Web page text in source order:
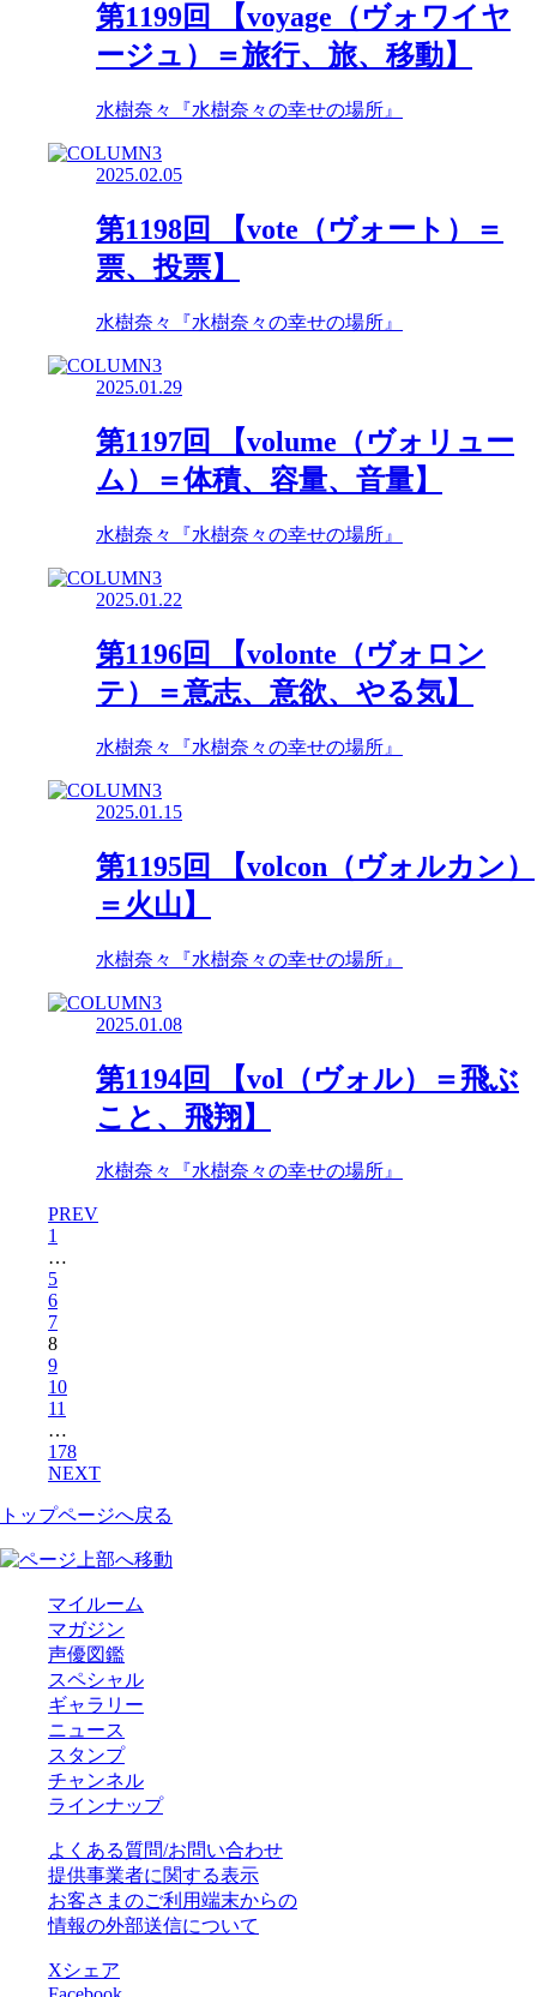
第1199回 【voyage（ヴォワイヤ
ージュ）＝旅行、旅、移動】
水樹奈々『水樹奈々の幸せの場所』
2025.02.05
第1198回 【vote（ヴォート）＝
票、投票】
水樹奈々『水樹奈々の幸せの場所』
2025.01.29
第1197回 【volume（ヴォリュー
ム）＝体積、容量、音量】
水樹奈々『水樹奈々の幸せの場所』
2025.01.22
第1196回 【volonte（ヴォロン
テ）＝意志、意欲、やる気】
水樹奈々『水樹奈々の幸せの場所』
2025.01.15
第1195回 【volcon（ヴォルカン）
＝火山】
水樹奈々『水樹奈々の幸せの場所』
2025.01.08
第1194回 【vol（ヴォル）＝飛ぶ
こと、飛翔】
水樹奈々『水樹奈々の幸せの場所』
PREV
1
…
5
6
7
8
9
10
11
…
178
NEXT
トップページへ戻る
マイルーム
マガジン
声優図鑑
スペシャル
ギャラリー
ニュース
スタンプ
チャンネル
ラインナップ
よくある質問/お問い合わせ
提供事業者に関する表示
お客さまのご利用端末からの
情報の外部送信について
Xシェア